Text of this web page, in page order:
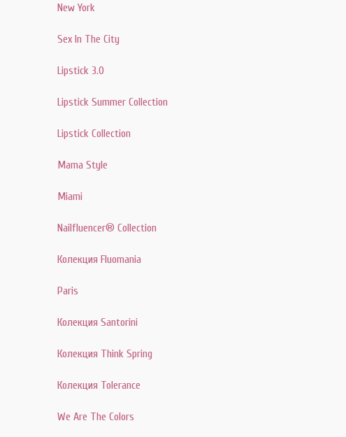
New York
Sex In The City
Lipstick 3.0
Lipstick Summer Collection
Lipstick Collection
Mama Style
Miami
Nailfluencer® Collection
Колекция Fluomania
Paris
Колекция Santorini
Колекция Think Spring
Колекция Tolerance
We Are The Colors